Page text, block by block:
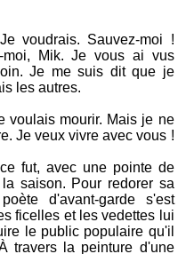
voudrais. Sauvez-moi !
moi, Mik. Je vous ai vus
Je me suis dit que je
les autres.
voulais mourir. Mais je ne
Je veux vivre avec vous !
fut, avec une pointe de
saison. Pour redorer sa
d'avant-garde s'est
ficelles et les vedettes lui
le public populaire qu'il
travers la peinture d'une